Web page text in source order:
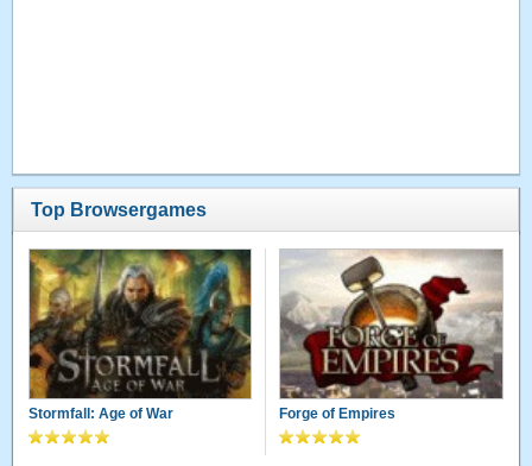
Top Browsergames
Stormfall: Age of War Forge of Empires